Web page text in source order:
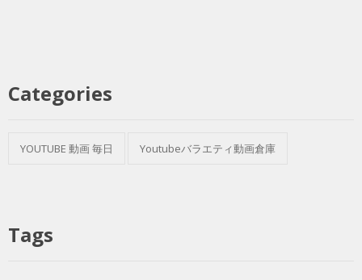
Categories
YOUTUBE 動画 毎日 Youtubeバラエティ動画倉庫
Tags